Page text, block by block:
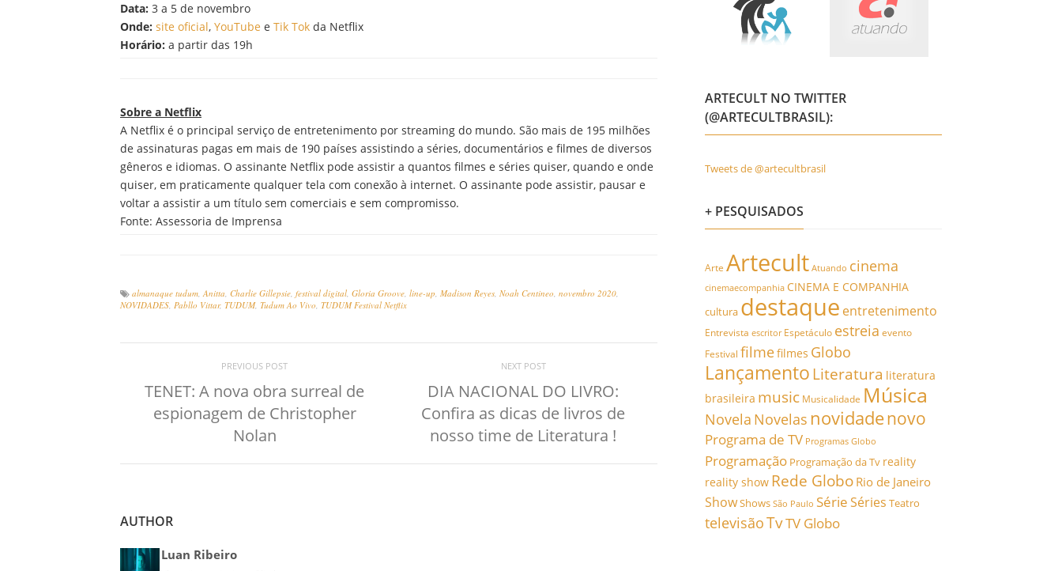
Data: 3 a 5 de novembro
Onde: site oficial, YouTube e Tik Tok da Netflix
Horário: a partir das 19h
Sobre a Netflix
A Netflix é o principal serviço de entretenimento por streaming do mundo. São mais de 195 milhões
de assinaturas pagas em mais de 190 países assistindo a séries, documentários e filmes de diversos
gêneros e idiomas. O assinante Netflix pode assistir a quantos filmes e séries quiser, quando e onde
quiser, em praticamente qualquer tela com conexão à internet. O assinante pode assistir, pausar e
voltar a assistir a um título sem comerciais e sem compromisso.
Fonte: Assessoria de Imprensa
almanaque tudum,Anitta, Charlie Gillepsie, festival digital, Gloria Groove, line-up, Madison Reyes, Noah Centineo, novembro 2020,
NOVIDADES, Pabllo Vittar, TUDUM, Tudum Ao Vivo, TUDUM Festival Netflix
PREVIOUS POST
TENET: A nova obra surreal de
espionagem de Christopher
Nolan
NEXT POST
DIA NACIONAL DO LIVRO:
Confira as dicas de livros de
nosso time de Literatura !
AUTHOR
Luan Ribeiro
ARTECULT NO TWITTER
(@ARTECULTBRASIL):
Tweets de @artecultbrasil
+ PESQUISADOS
Arte Artecult Atuando cinema
cinemaecompanhia CINEMA E COMPANHIA
cultura destaque entretenimento
Entrevista escritor Espetáculo estreia evento
Festival filmefilmes Globo
Lançamento Literatura literatura
brasileira music Musicalidade Música
Novela Novelas novidadenovo
Programa de TV Programas Globo
Programação Programação da Tv reality
reality show Rede Globo Rio de Janeiro
ShowShows São Paulo SérieSéries Teatro
televisãoTvTV Globo